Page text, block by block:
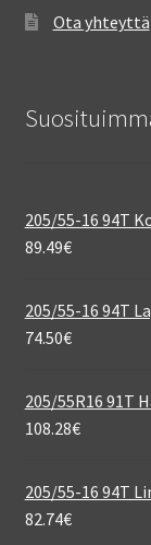
Ota yhteyttä
205/55-16 94T
89.49€
205/55-16 94T
74.50€
205/55R16 91T
108.28€
205/55-16 94T
82.74€